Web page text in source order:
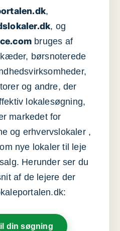
,
, og
bruges af
børsnoterede
og andre, der
lokalesøgning,
markedet for
og erhvervslokaler ,
nye lokaler til leje
Herunder ser du
af de lejere der
din søgning